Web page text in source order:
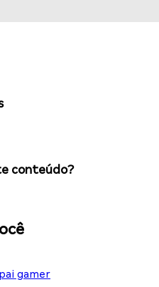
conteúdo?
gamer